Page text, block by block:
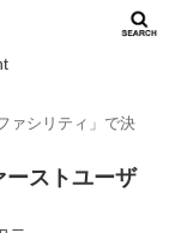
ァシリティ」で決
ーストユーザ